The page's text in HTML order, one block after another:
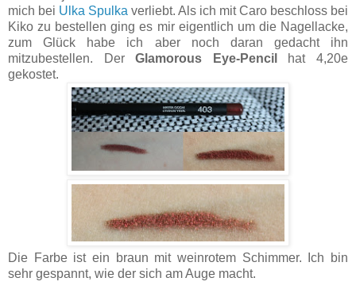
mich bei Ulka Spulka verliebt. Als ich mit Caro beschloss bei
Kiko zu bestellen ging es mir eigentlich um die Nagellacke,
zum Glück habe ich aber noch daran gedacht ihn
mitzubestellen. DerGlamorous Eye-Pencil
hat 4,20e
gekostet.
Die Farbe ist ein braun mit weinrotem Schimmer. Ich bin
sehr gespannt, wie der sich am Auge macht.